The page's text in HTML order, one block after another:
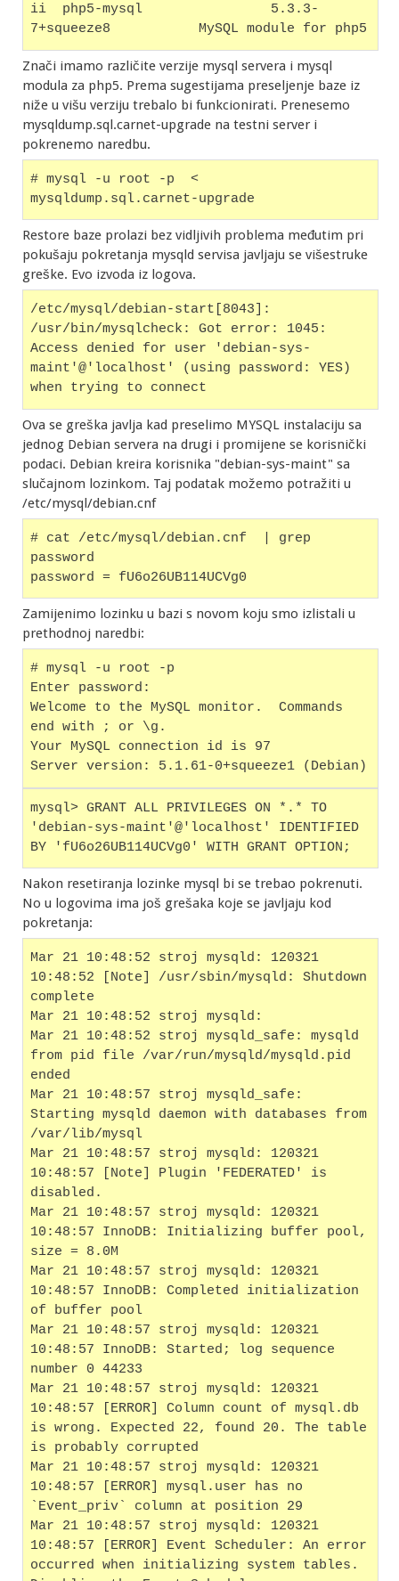
ii  php5-mysql                5.3.3-
Znači imamo različite verzije mysql servera i mysql
modula za php5. Prema sugestijama preseljenje baze iz
niže u višu verziju trebalo bi funkcionirati. Prenesemo
mysqldump.sql.carnet-upgrade na testni server i
pokrenemo naredbu.
# mysql -u root -p  <
mysqldump.sql.carnet-upgrade
Restore baze prolazi bez vidljivih problema međutim pri
pokušaju pokretanja mysqld servisa javljaju se višestruke
greške. Evo izvoda iz logova.
/etc/mysql/debian-start[8043]:
/usr/bin/mysqlcheck: Got error: 1045:
Access denied for user 'debian-sys-
maint'@'localhost' (using password: YES)
when trying to connect
Ova se greška javlja kad preselimo MYSQL instalaciju sa
jednog Debian servera na drugi i promijene se korisnički
podaci. Debian kreira korisnika "debian-sys-maint" sa
slučajnom lozinkom. Taj podatak možemo potražiti u
/etc/mysql/debian.cnf
# cat /etc/mysql/debian.cnf  | grep
password
password = fU6o26UB114UCVg0
Zamijenimo lozinku u bazi s novom koju smo izlistali u
prethodnoj naredbi:
# mysql -u root -p
Enter password:
Welcome to the MySQL monitor.  Commands
end with ; or \g.
Your MySQL connection id is 97
Server version: 5.1.61-0+squeeze1 (Debian)
mysql> GRANT ALL PRIVILEGES ON *.* TO
'debian-sys-maint'@'localhost' IDENTIFIED
BY 'fU6o26UB114UCVg0' WITH GRANT OPTION;
Nakon resetiranja lozinke mysql bi se trebao pokrenuti.
No u logovima ima još grešaka koje se javljaju kod
pokretanja:
Mar 21 10:48:52 stroj mysqld: 120321
10:48:52 [Note] /usr/sbin/mysqld: Shutdown
complete
Mar 21 10:48:52 stroj mysqld:
Mar 21 10:48:52 stroj mysqld_safe: mysqld
from pid file /var/run/mysqld/mysqld.pid
ended
Mar 21 10:48:57 stroj mysqld_safe:
Starting mysqld daemon with databases from
/var/lib/mysql
Mar 21 10:48:57 stroj mysqld: 120321
10:48:57 [Note] Plugin 'FEDERATED' is
disabled.
Mar 21 10:48:57 stroj mysqld: 120321
10:48:57 InnoDB: Initializing buffer pool,
size = 8.0M
Mar 21 10:48:57 stroj mysqld: 120321
10:48:57 InnoDB: Completed initialization
of buffer pool
Mar 21 10:48:57 stroj mysqld: 120321
10:48:57 InnoDB: Started; log sequence
number 0 44233
Mar 21 10:48:57 stroj mysqld: 120321
10:48:57 [ERROR] Column count of mysql.db
is wrong. Expected 22, found 20. The table
is probably corrupted
Mar 21 10:48:57 stroj mysqld: 120321
10:48:57 [ERROR] mysql.user has no
`Event_priv` column at position 29
Mar 21 10:48:57 stroj mysqld: 120321
10:48:57 [ERROR] Event Scheduler: An error
occurred when initializing system tables.